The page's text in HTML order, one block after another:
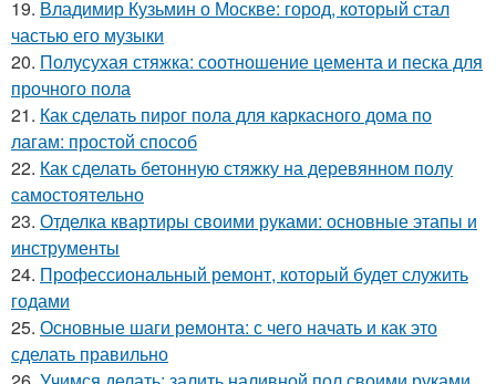
19. Владимир Кузьмин о Москве: город, который стал
частью его музыки
20. Полусухая стяжка: соотношение цемента и песка для
прочного пола
21. Как сделать пирог пола для каркасного дома по
лагам: простой способ
22. Как сделать бетонную стяжку на деревянном полу
самостоятельно
23. Отделка квартиры своими руками: основные этапы и
инструменты
24. Профессиональный ремонт, который будет служить
годами
25. Основные шаги ремонта: с чего начать и как это
сделать правильно